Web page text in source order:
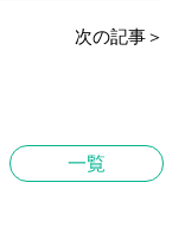
次の記事＞
一覧